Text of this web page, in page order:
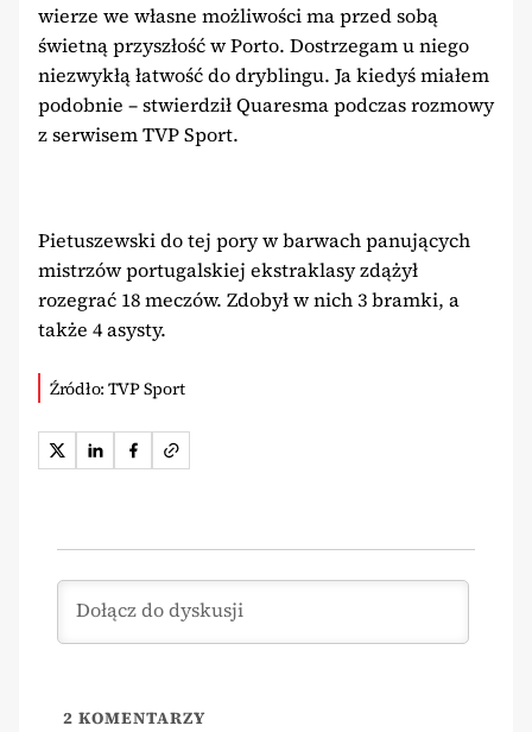
wierze we własne możliwości ma przed sobą
świetną przyszłość w Porto. Dostrzegam u niego
niezwykłą łatwość do dryblingu. Ja kiedyś miałem
podobnie – stwierdził Quaresma podczas rozmowy
z serwisem TVP Sport.
Pietuszewski do tej pory w barwach panujących
mistrzów portugalskiej ekstraklasy zdążył
rozegrać 18 meczów. Zdobył w nich 3 bramki, a
także 4 asysty.
Źródło: TVP Sport
2 KOMENTARZY